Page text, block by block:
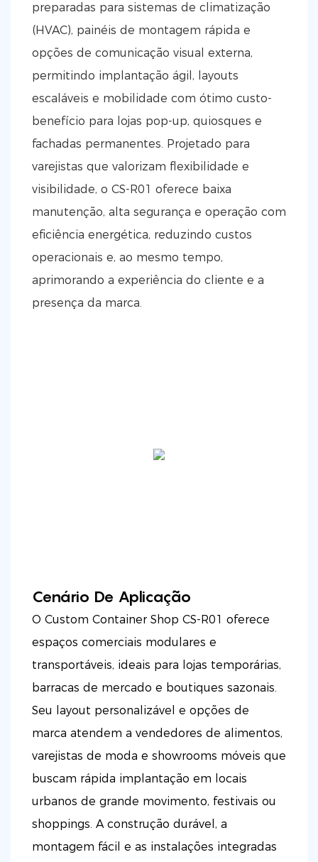
preparadas para sistemas de climatização
(HVAC), painéis de montagem rápida e
opções de comunicação visual externa,
permitindo implantação ágil, layouts
escaláveis ​​e mobilidade com ótimo custo-
benefício para lojas pop-up, quiosques e
fachadas permanentes. Projetado para
varejistas que valorizam flexibilidade e
visibilidade, o CS-R01 oferece baixa
manutenção, alta segurança e operação com
eficiência energética, reduzindo custos
operacionais e, ao mesmo tempo,
aprimorando a experiência do cliente e a
presença da marca.
Cenário De Aplicação
O Custom Container Shop CS-R01 oferece
espaços comerciais modulares e
transportáveis, ideais para lojas temporárias,
barracas de mercado e boutiques sazonais.
Seu layout personalizável e opções de
marca atendem a vendedores de alimentos,
varejistas de moda e showrooms móveis que
buscam rápida implantação em locais
urbanos de grande movimento, festivais ou
shoppings. A construção durável, a
montagem fácil e as instalações integradas